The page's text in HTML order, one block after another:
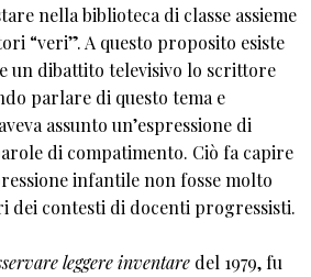
nella biblioteca di classe assieme
“veri”. A questo proposito esiste
un dibattito televisivo lo scrittore
parlare di questo tema e
assunto un’espressione di
di compatimento. Ciò fa capire
infantile non fosse molto
dei contesti di docenti progressisti.
leggere inventare del 1979, fu